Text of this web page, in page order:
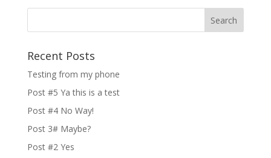
Recent Posts
Testing from my phone
Post #5 Ya this is a test
Post #4 No Way!
Post 3# Maybe?
Post #2 Yes